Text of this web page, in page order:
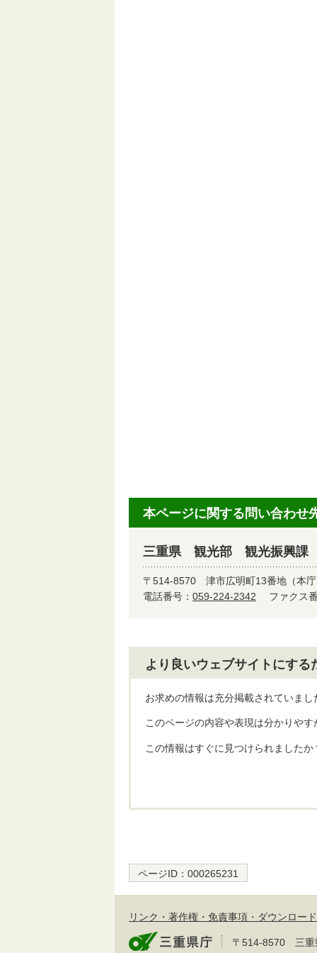
本ページに関する問い合わせ
三重県 観光部 観光振興課
〒514-8570 津市広明町13番地（本庁
電話番号： 059-224-2342 ファクス
より良いウェブサイトにす
お求めの情報は充分掲載されていまし
このページの内容や表現は分かりやす
この情報はすぐに見つけられましたか
ページID： 000265231
リンク・著作権・免責事項・ダウンロード
〒514-8570 三重